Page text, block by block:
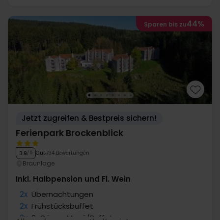
Sparen bis zu44%
Jetzt zugreifen & Bestpreis sichern!
Ferienpark Brockenblick
3.9/ 5 Gut 734 Bewertungen
Braunlage
Inkl. Halbpension und Fl. Wein
2x Übernachtungen
2x Frühstücksbuffet
2x 3-Gänge Menü/Buffet